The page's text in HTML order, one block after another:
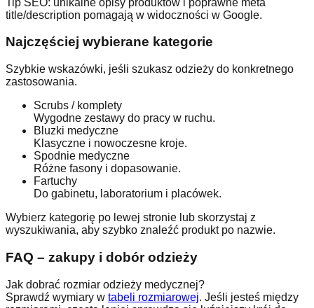
title/description pomagają w widoczności w Google.
Najczęściej wybierane kategorie
Szybkie wskazówki, jeśli szukasz odzieży do konkretnego
zastosowania.
Scrubs / komplety
Wygodne zestawy do pracy w ruchu.
Bluzki medyczne
Klasyczne i nowoczesne kroje.
Spodnie medyczne
Różne fasony i dopasowanie.
Fartuchy
Do gabinetu, laboratorium i placówek.
Wybierz kategorię po lewej stronie lub skorzystaj z
wyszukiwania, aby szybko znaleźć produkt po nazwie.
FAQ – zakupy i dobór odzieży
Jak dobrać rozmiar odzieży medycznej?
Sprawdź wymiary w tabeli rozmiarowej. Jeśli jesteś między